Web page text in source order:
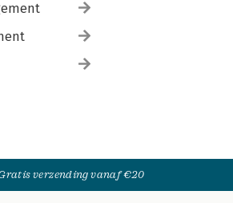
verzending vanaf €20